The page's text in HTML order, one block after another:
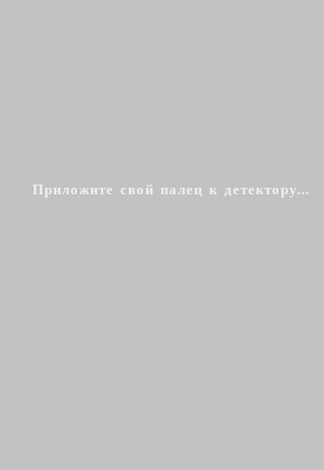
Приложите свой палец к детектору...